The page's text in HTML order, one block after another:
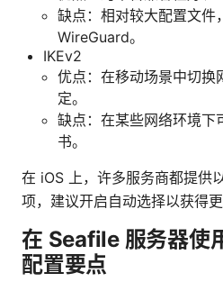
缺点：相对较大配置文件
WireGuard。
IKEv2
优点：在移动场景中切换
定。
缺点：在某些网络环境下
书。
在 iOS 上，许多服务商都提供
项，建议开启自动选择以获得更
在 Seafile 服务器使
配置要点